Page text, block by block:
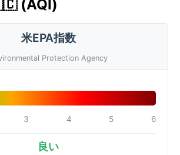
(AQI)
米EPA指数
Protection Agency
3 4 5 6
良い